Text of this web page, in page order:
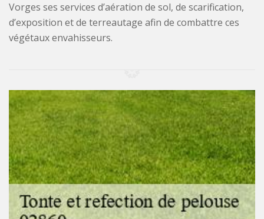
Vorges ses services d’aération de sol, de scarification,
d’exposition et de terreautage afin de combattre ces
végétaux envahisseurs.